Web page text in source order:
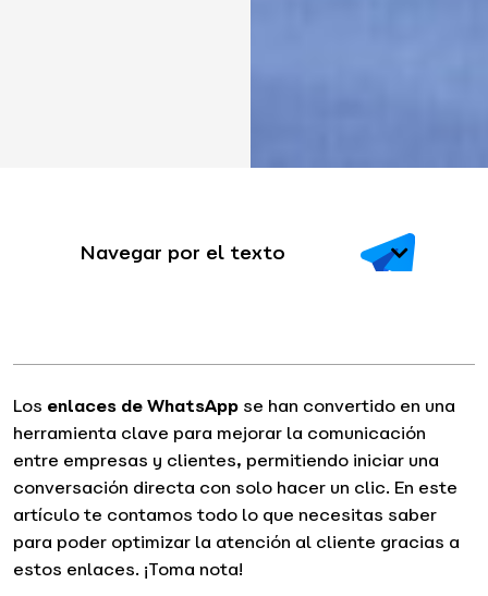
Navegar por el texto
Los enlaces de WhatsApp se han convertido en una
herramienta clave para mejorar la comunicación
entre empresas y clientes, permitiendo iniciar una
conversación directa con solo hacer un clic. En este
artículo te contamos todo lo que necesitas saber
para poder optimizar la atención al cliente gracias a
estos enlaces. ¡Toma nota!